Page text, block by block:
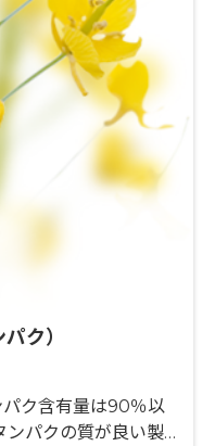
ク）
ク含有量は90％以
パクの質が良い製品